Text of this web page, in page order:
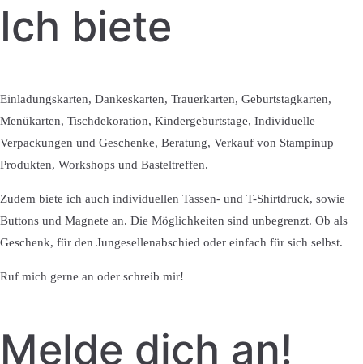
Ich biete
Einladungskarten, Dankeskarten, Trauerkarten, Geburtstagkarten,
Menükarten, Tischdekoration, Kindergeburtstage, Individuelle
Verpackungen und Geschenke, Beratung, Verkauf von Stampinup
Produkten, Workshops und Basteltreffen.
Zudem biete ich auch individuellen Tassen- und T-Shirtdruck, sowie
Buttons und Magnete an. Die Möglichkeiten sind unbegrenzt. Ob als
Geschenk, für den Jungesellenabschied oder einfach für sich selbst.
Ruf mich gerne an oder schreib mir!
Melde dich an!